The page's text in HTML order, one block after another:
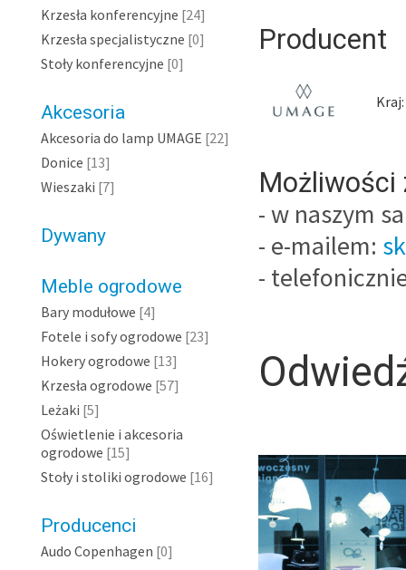
Krzesła konferencyjne [24]
Krzesła specjalistyczne [0]
Stoły konferencyjne [0]
Akcesoria
Akcesoria do lamp UMAGE [22]
Donice [13]
Wieszaki [7]
Dywany
Meble ogrodowe
Bary modułowe [4]
Fotele i sofy ogrodowe [23]
Hokery ogrodowe [13]
Krzesła ogrodowe [57]
Leżaki [5]
Oświetlenie i akcesoria
ogrodowe [15]
Stoły i stoliki ogrodowe [16]
Producenci
Audo Copenhagen [0]
Producent
Możliwości
- w naszym
- e-mailem:
-